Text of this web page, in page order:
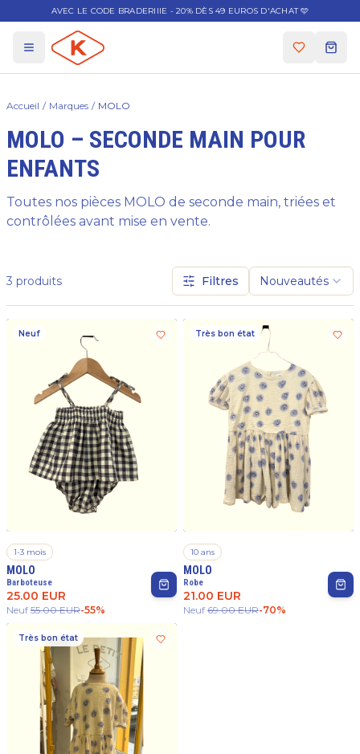
AVEC LE CODE BRADERIIIE - 20% DÈS 49 EUROS D'ACHAT 🩵
Accueil / Marques / MOLO
MOLO – SECONDE MAIN POUR
ENFANTS
Toutes nos pièces MOLO de seconde main, triées et
contrôlées avant mise en vente.
3 produits Filtres Nouveautés
Neuf
1-3 mois
MOLO
Barboteuse
25.00 EUR
Neuf 55.00 EUR-55%
Très bon état
10 ans
MOLO
Robe
21.00 EUR
Neuf 69.00 EUR-70%
Très bon état